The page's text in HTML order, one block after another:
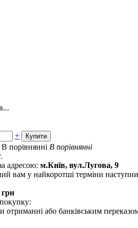
+
В порівнянні В порівнянні
адресою: м.Київ, вул.Лугова, 9
вам у найкоротші терміни
грн
або банківським